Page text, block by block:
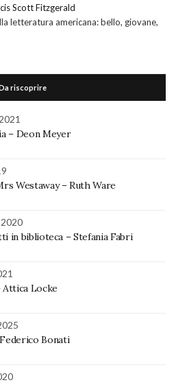
Scott Fitzgerald
letteratura americana: bello, giovane,
riscoprire
– Deon Meyer
Westaway – Ruth Ware
in biblioteca – Stefania Fabri
Attica Locke
Bonati